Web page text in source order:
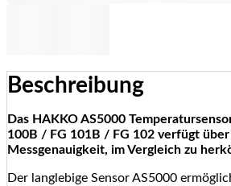
Beschreibung
Das HAKKO AS5000
100B / FG 101B / FG 102 verfügt
Messgenauigkeit, im Vergleich zu
Der langlebige Sensor AS5000